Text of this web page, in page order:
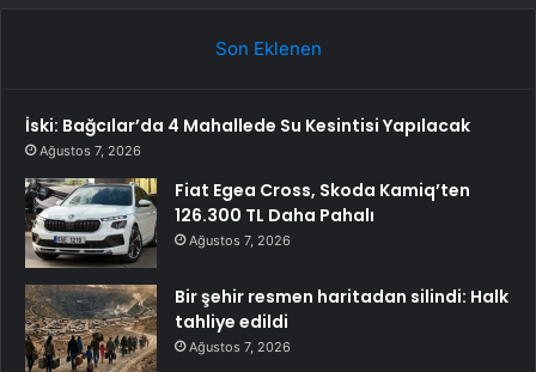
Son Eklenen
İski: Bağcılar’da 4 Mahallede Su Kesintisi Yapılacak
Ağustos 7, 2026
Fiat Egea Cross, Skoda Kamiq’ten
126.300 TL Daha Pahalı
Ağustos 7, 2026
Bir şehir resmen haritadan silindi: Halk
tahliye edildi
Ağustos 7, 2026